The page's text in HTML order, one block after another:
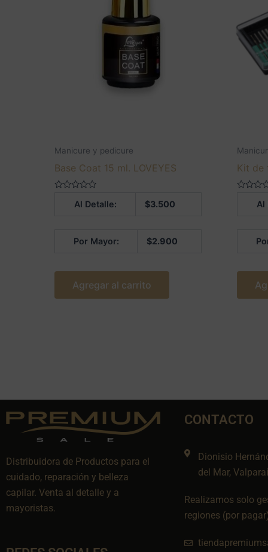
Manicure y pedicure
Base Coat 15 ml. LOVEYES
Al Detalle: $3.500
Por Mayor: $2.900
Agregar al carrito
Kit de
Al
Distribuidora de Productos para el
cuidado, reparación y belleza
capilar. Venta al detalle y a
mayoristas.
CONTACTO
Dionisio
del Mar,
Realizamos solo
regiones (por pagar)